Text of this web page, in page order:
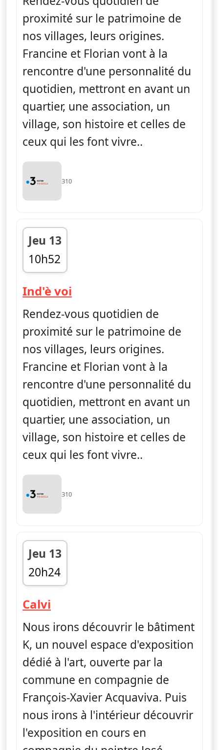
proximité sur le patrimoine de
nos villages, leurs origines.
Francine et Florian vont à la
rencontre d'une personnalité du
quotidien, mettront en avant un
quartier, une association, un
village, son histoire et celles de
ceux qui les font vivre..
310
Jeu 13
10h52
fin 11h10
Ind'è voi
Rendez-vous quotidien de
proximité sur le patrimoine de
nos villages, leurs origines.
Francine et Florian vont à la
rencontre d'une personnalité du
quotidien, mettront en avant un
quartier, une association, un
village, son histoire et celles de
ceux qui les font vivre..
310
Jeu 13
20h24
fin 20h45
Calvi
Nous irons découvrir le bâtiment
K, un nouvel espace d'exposition
dédié à l'art, ouverte par la
commune en compagnie de
François-Xavier Acquaviva. Puis
nous irons à l'intérieur découvrir
l'exposition en cours en